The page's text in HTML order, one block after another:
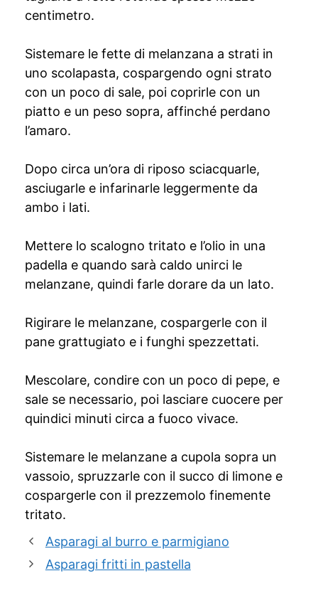
centimetro.
Sistemare le fette di melanzana a strati in
uno scolapasta, cospargendo ogni strato
con un poco di sale, poi coprirle con un
piatto e un peso sopra, affinché perdano
l’amaro.
Dopo circa un’ora di riposo sciacquarle,
asciugarle e infarinarle leggermente da
ambo i lati.
Mettere lo scalogno tritato e l’olio in una
padella e quando sarà caldo unirci le
melanzane, quindi farle dorare da un lato.
Rigirare le melanzane, cospargerle con il
pane grattugiato e i funghi spezzettati.
Mescolare, condire con un poco di pepe, e
sale se necessario, poi lasciare cuocere per
quindici minuti circa a fuoco vivace.
Sistemare le melanzane a cupola sopra un
vassoio, spruzzarle con il succo di limone e
cospargerle con il prezzemolo finemente
tritato.
Asparagi al burro e parmigiano
Asparagi fritti in pastella